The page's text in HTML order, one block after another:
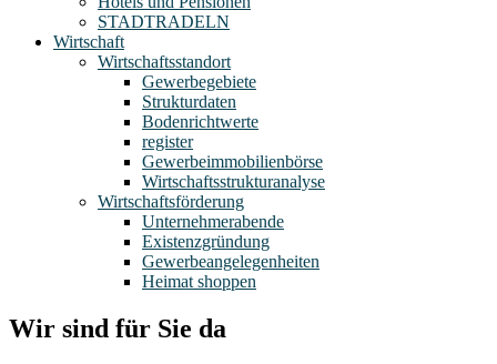
STADTRADELN
Wirtschaft
Wirtschaftsstandort
Gewerbegebiete
Strukturdaten
Bodenrichtwerte
register
Gewerbeimmobilienbörse
Wirtschaftsstrukturanalyse
Wirtschaftsförderung
Unternehmerabende
Existenzgründung
Gewerbeangelegenheiten
Heimat shoppen
Wir sind für Sie da